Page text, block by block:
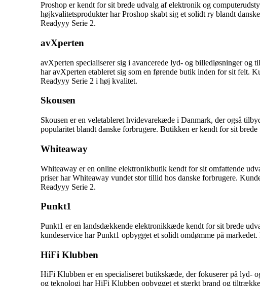
Proshop er kendt for sit brede udvalg af elektronik og
højkvalitetsprodukter har Proshop skabt sig et solidt ry blandt
Readyyy Serie 2.
avXperten
avXperten specialiserer sig i avancerede lyd- og billedløsninger og
har avXperten etableret sig som en førende butik inden for sit felt.
Readyyy Serie 2 i høj kvalitet.
Skousen
Skousen er en veletableret hvidevarekæde i Danmark, der også
popularitet blandt danske forbrugere. Butikken er kendt for sit
Whiteaway
Whiteaway er en online elektronikbutik kendt for sit omfattende
priser har Whiteaway vundet stor tillid hos danske forbrugere.
Readyyy Serie 2.
Punkt1
Punkt1 er en landsdækkende elektronikkæde kendt for sit brede
kundeservice har Punkt1 opbygget et solidt omdømme på
HiFi Klubben
HiFi Klubben er en specialiseret butikskæde, der fokuserer på lyd-
og teknologi har HiFi Klubben opbygget et stærkt brand og